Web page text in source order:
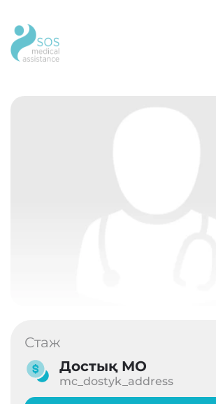
Стаж
Достық МО
mc_dostyk_address